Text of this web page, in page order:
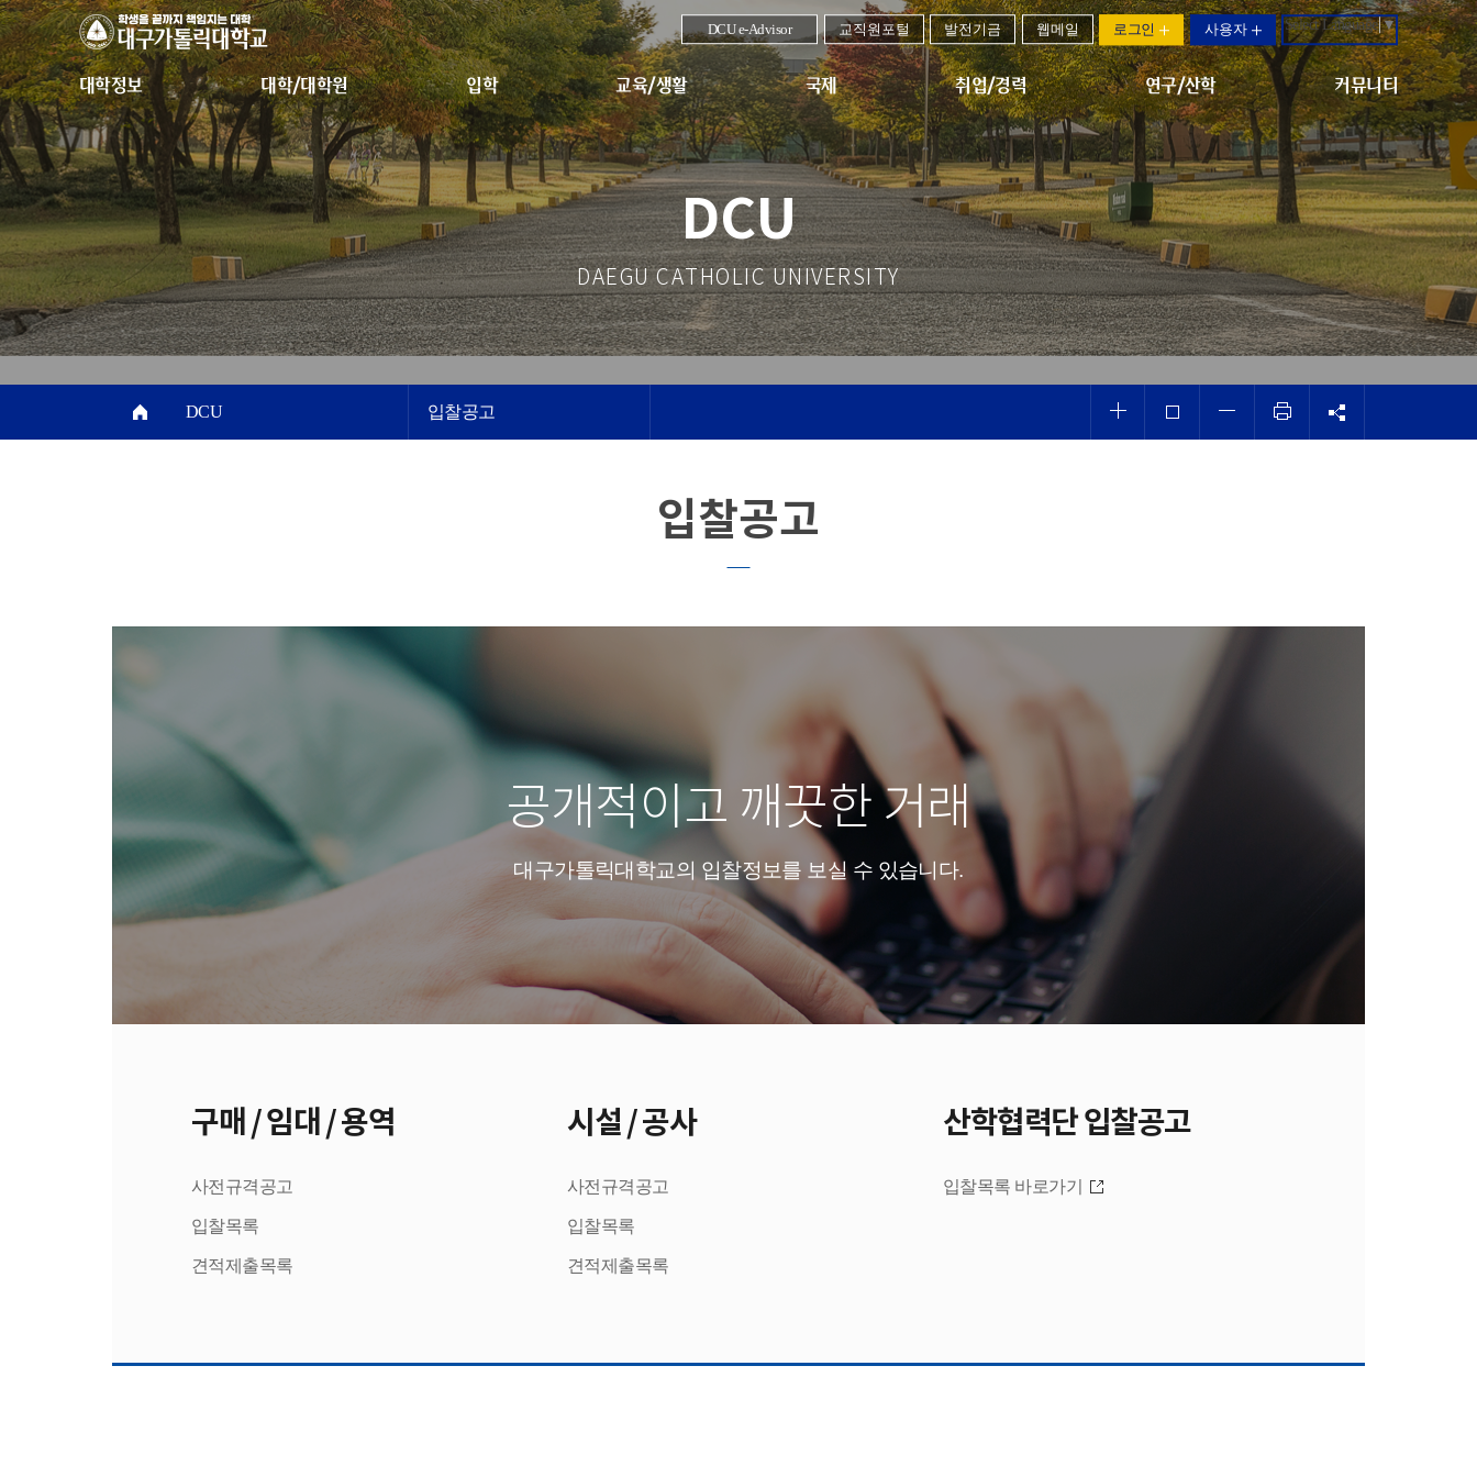
DCU e-Advisor 교직원포털 발전기금 웹메일 로그인 사용자 Select Language ▼
대학정보 대학/대학원 입학 교육/생활 국제 취업/경력 연구/산학 커뮤니티
DCU
DAEGU CATHOLIC UNIVERSITY
DCU 입찰공고
입찰공고
공개적이고 깨끗한 거래
대구가톨릭대학교의 입찰정보를 보실 수 있습니다.
구매 / 임대 / 용역
사전규격공고
입찰목록
견적제출목록
시설 / 공사
사전규격공고
입찰목록
견적제출목록
산학협력단 입찰공고
입찰목록 바로가기